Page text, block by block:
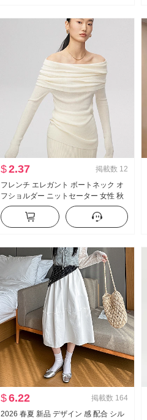
$2.37 掲載数 12
フレンチ エレガント ボートネック オ
フショルダー ニットセーター 女性 秋
冬 2025 新品 セクシー スリムフィット
露 鎖骨 長袖 トップス
$6.22 掲載数 164
2026 春夏 新品 デザイン 感 配合 シル